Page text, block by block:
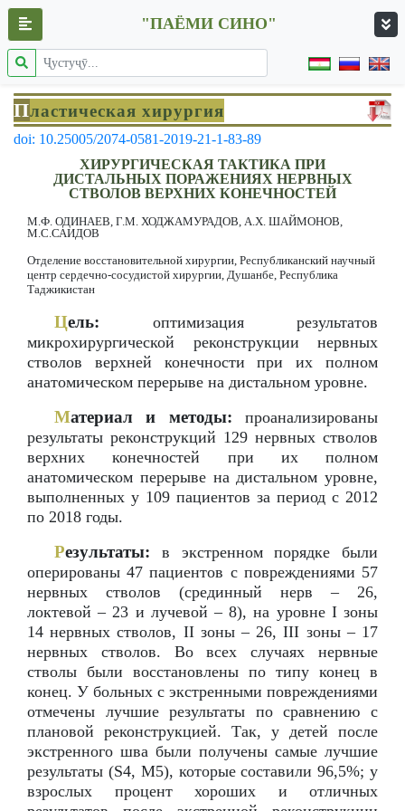
"ПАЁМИ СИНО"
Пластическая хирургия
doi: 10.25005/2074-0581-2019-21-1-83-89
ХИРУРГИЧЕСКАЯ ТАКТИКА ПРИ
ДИСТАЛЬНЫХ ПОРАЖЕНИЯХ НЕРВНЫХ
СТВОЛОВ ВЕРХНИХ КОНЕЧНОСТЕЙ
М.Ф. ОДИНАЕВ, Г.М. ХОДЖАМУРАДОВ, А.Х. ШАЙМОНОВ,
М.С.САИДОВ
Отделение восстановительной хирургии, Республиканский научный
центр сердечно-сосудистой хирургии, Душанбе, Республика
Таджикистан
Цель: оптимизация результатов
микрохирургической реконструкции нервных
стволов верхней конечности при их полном
анатомическом перерыве на дистальном уровне.
Материал и методы: проанализированы
результаты реконструкций 129 нервных стволов
верхних конечностей при их полном
анатомическом перерыве на дистальном уровне,
выполненных у 109 пациентов за период с 2012
по 2018 годы.
Результаты: в экстренном порядке были
оперированы 47 пациентов с повреждениями 57
нервных стволов (срединный нерв – 26,
локтевой – 23 и лучевой – 8), на уровне I зоны
14 нервных стволов, II зоны – 26, III зоны – 17
нервных стволов. Во всех случаях нервные
стволы были восстановлены по типу конец в
конец. У больных с экстренными повреждениями
отмечены лучшие результаты по сравнению с
плановой реконструкцией. Так, у детей после
экстренного шва были получены самые лучшие
результаты (S4, M5), которые составили 96,5%; у
взрослых процент хороших и отличных